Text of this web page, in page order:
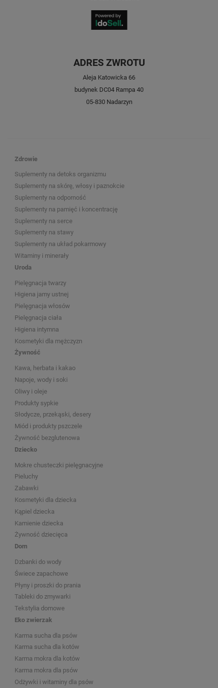
ADRES ZWROTU
Aleja Katowicka 66
budynek DC04 Rampa 40
05-830 Nadarzyn
Zdrowie
Suplementy na detoks organizmu
Suplementy na skórę, włosy i paznokcie
Suplementy na odporność
Suplementy na pamięć i koncentrację
Suplementy na serce
Suplementy na stawy
Suplementy na układ pokarmowy
Witaminy i minerały
Uroda
Pielęgnacja twarzy
Higiena jamy ustnej
Pielęgnacja włosów
Pielęgnacja ciała
Higiena intymna
Kosmetyki dla mężczyzn
Żywność
Kawa, herbata i kakao
Napoje, wody i soki
Oliwy i oleje
Produkty sypkie
Słodycze, przekąski, desery
Miód i produkty pszczele
Żywność bezglutenowa
Dziecko
Mokre chusteczki pielęgnacyjne
Pieluchy
Zabawki
Kosmetyki dla dziecka
Kąpiel dziecka
Kamienie dziecka
Żywność dziecięca
Dom
Dzbanki do wody
Świece zapachowe
Płyny i proszki do prania
Tableki do zmywarki
Tekstylia domowe
Eko zwierzak
Karma sucha dla psów
Karma sucha dla kotów
Karma mokra dla kotów
Karma mokra dla psów
Odżywki i witaminy dla psów